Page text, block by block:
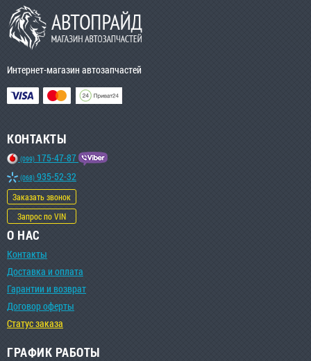
Интернет-магазин автозапчастей
КОНТАКТЫ
(099) 175-47-87
(068) 935-52-32
Заказать звонок
Запрос по VIN
О НАС
Контакты
Доставка и оплата
Гарантии и возврат
Договор оферты
Статус заказа
ГРАФИК РАБОТЫ